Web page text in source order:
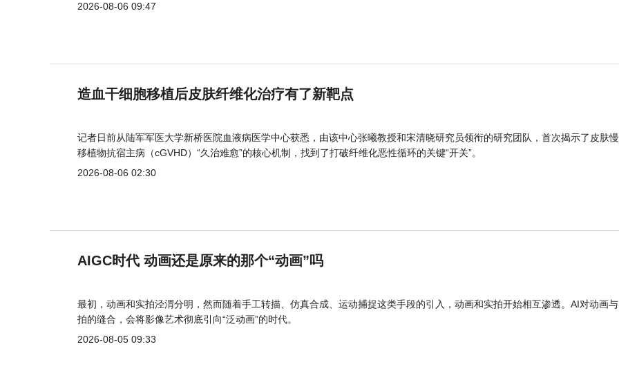
2026-08-06 09:47
造血干细胞移植后皮肤纤维化治疗有了新靶点
记者日前从陆军军医大学新桥医院血液病医学中心获悉，由该中心张曦教授和宋清晓研究员领衔的研究团队，首次揭示了皮肤
移植物抗宿主病（cGVHD）“久治难愈”的核心机制，找到了打破纤维化恶性循环的关键“开关”。
2026-08-06 02:30
AIGC时代 动画还是原来的那个“动画”吗
最初，动画和实拍泾渭分明，然而随着手工转描、仿真合成、运动捕捉这类手段的引入，动画和实拍开始相互渗透。AI对动画
拍的缝合，会将影像艺术彻底引向“泛动画”的时代。
2026-08-05 09:33